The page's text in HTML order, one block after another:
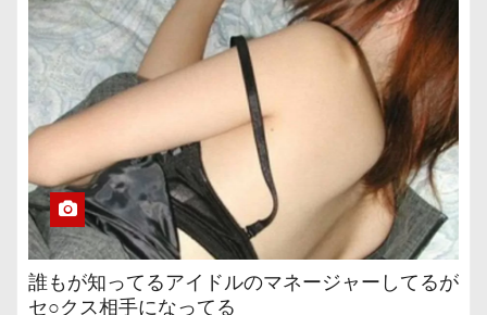
誰もが知ってるアイドルのマネージャーしてるが
セ○クス相手になってる